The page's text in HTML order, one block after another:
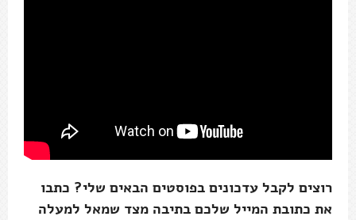
רוצים לקבל עדכונים בפוסטים הבאים שלי? כתבו
את כתובת המייל שלכם בתיבה מצד שמאל למעלה